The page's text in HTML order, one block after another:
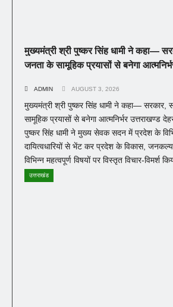
मुख्यमंत्री श्री पुष्कर सिंह धामी ने कहा—
जनता के सामूहिक प्रयासों से बनेगा
ADMIN AUGUST 3, 2026
मुख्यमंत्री श्री पुष्कर सिंह धामी ने कहा—
सामूहिक प्रयासों से बनेगा आत्मनिर्भर उत्तराखण्ड
पुष्कर सिंह धामी ने मुख्य सेवक सदन में प्रदेश के
दायित्वधारियों से भेंट कर प्रदेश के विकास,
विभिन्न महत्वपूर्ण विषयों पर विस्तृत विचार-विमर्श
उत्तराखंड